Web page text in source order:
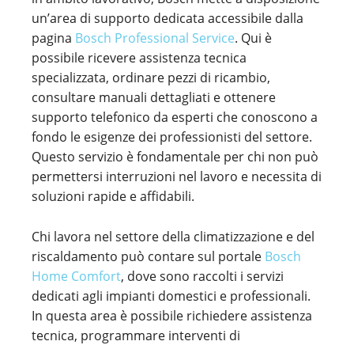
un’area di supporto dedicata accessibile dalla
pagina Bosch Professional Service. Qui è
possibile ricevere assistenza tecnica
specializzata, ordinare pezzi di ricambio,
consultare manuali dettagliati e ottenere
supporto telefonico da esperti che conoscono a
fondo le esigenze dei professionisti del settore.
Questo servizio è fondamentale per chi non può
permettersi interruzioni nel lavoro e necessita di
soluzioni rapide e affidabili.
Chi lavora nel settore della climatizzazione e del
riscaldamento può contare sul portale Bosch
Home Comfort, dove sono raccolti i servizi
dedicati agli impianti domestici e professionali.
In questa area è possibile richiedere assistenza
tecnica, programmare interventi di